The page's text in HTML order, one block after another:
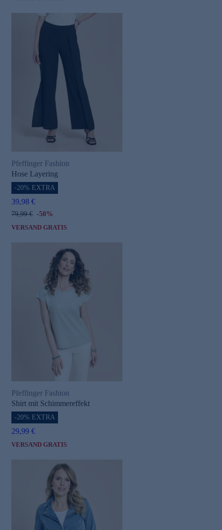
Pfeffinger Fashion
Hose Layering
-20% EXTRA
39,98 €
79,99 € -50%
VERSAND GRATIS
Pfeffinger Fashion
Shirt mit Schimmereffekt
-20% EXTRA
29,99 €
VERSAND GRATIS